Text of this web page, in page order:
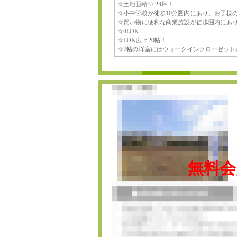
☆土地面積37.24坪！
☆小中学校が徒歩10分圏内にあり、お子様
☆買い物に便利な商業施設が徒歩圏内にあ
☆4LDK
☆LDK広々20帖！
☆7帖の洋室にはウォークインクローゼット
無料